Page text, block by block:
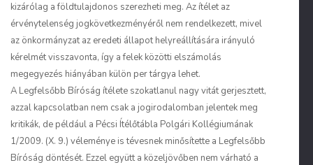
kizárólag a földtulajdonos szerezheti meg. Az ítélet az
érvénytelenség jogkövetkezményéről nem rendelkezett, mivel
az önkormányzat az eredeti állapot helyreállítására irányuló
kérelmét visszavonta, így a felek közötti elszámolás
megegyezés hiányában külön per tárgya lehet.
A Legfelsőbb Bíróság ítélete szokatlanul nagy vitát gerjesztett,
azzal kapcsolatban nem csak a jogirodalomban jelentek meg
kritikák, de például a Pécsi Ítélőtábla Polgári Kollégiumának
1/2009. (X. 9.) véleménye is tévesnek minősítette a Legfelsőbb
Bíróság döntését. Ezzel együtt a közeljövőben nem várható a